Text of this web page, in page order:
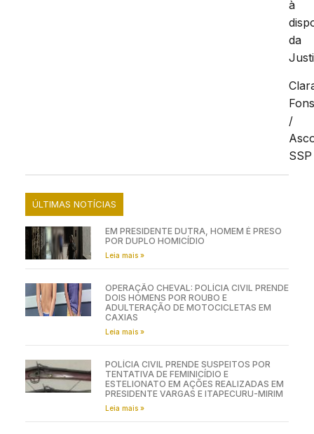
à
da
/
SSP
ÚLTIMAS NOTÍCIAS
EM PRESIDENTE DUTRA, HOMEM É PRESO
POR DUPLO HOMICÍDIO
Leia mais »
OPERAÇÃO CHEVAL: POLÍCIA CIVIL PRENDE
DOIS HOMENS POR ROUBO E
ADULTERAÇÃO DE MOTOCICLETAS EM
CAXIAS
Leia mais »
POLÍCIA CIVIL PRENDE SUSPEITOS POR
TENTATIVA DE FEMINICÍDIO E
ESTELIONATO EM AÇÕES REALIZADAS EM
PRESIDENTE VARGAS E ITAPECURU-MIRIM
Leia mais »